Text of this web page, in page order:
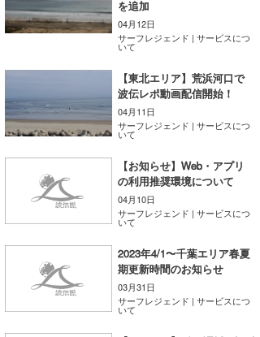
を追加
04月12日
サーフレジェンド | サービスにつ
いて
【東北エリア】荒浜河口で
波伝レポ動画配信開始！
04月11日
サーフレジェンド | サービスにつ
いて
【お知らせ】Web・アプリ
の利用推奨環境について
04月10日
サーフレジェンド | サービスにつ
いて
2023年4/1〜千葉エリア春夏
期更新時間のお知らせ
03月31日
サーフレジェンド | サービスにつ
いて
ハンマー
三輪予報士
小川予報士
上田純子
上條将美
唐澤予報士
SancheZ
ゴン